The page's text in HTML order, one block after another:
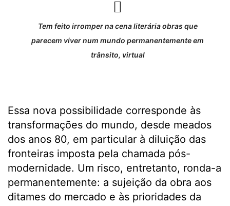
Tem feito irromper na cena literária obras que
parecem viver num mundo permanentemente em
trânsito, virtual
Essa nova possibilidade corresponde às
transformações do mundo, desde meados
dos anos 80, em particular à diluição das
fronteiras imposta pela chamada pós-
modernidade. Um risco, entretanto, ronda-a
permanentemente: a sujeição da obra aos
ditames do mercado e às prioridades da